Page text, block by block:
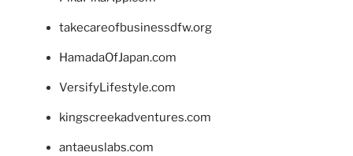
takecareofbusinessdfw.org
HamadaOfJapan.com
VersifyLifestyle.com
kingscreekadventures.com
antaeuslabs.com